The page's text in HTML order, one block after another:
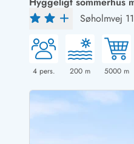
Nyheder
Nyheder hos EsmarkMed
Nyrenoverede sommerhuse
Sommerhuse med slutrengøring
Sommerhuse tæt ved vandet
Nybyggede sommerhuse
Søholmvej
4pers. 200 m 5000m